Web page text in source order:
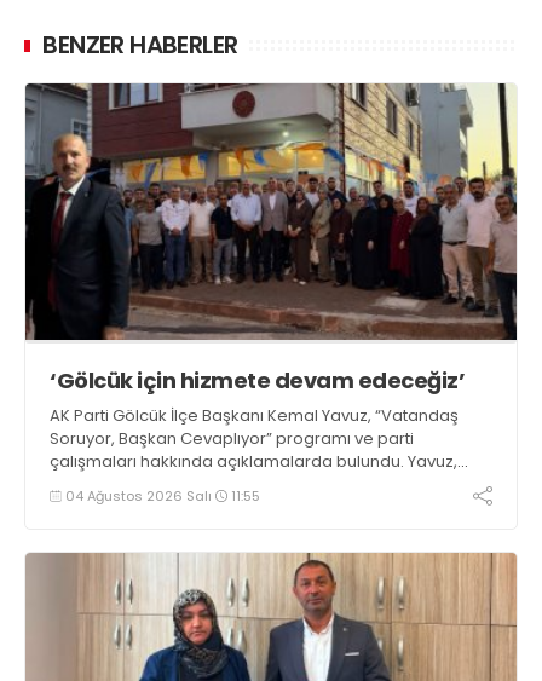
BENZER HABERLER
‘Gölcük için hizmete devam edeceğiz’
AK Parti Gölcük İlçe Başkanı Kemal Yavuz, “Vatandaş
Soruyor, Başkan Cevaplıyor” programı ve parti
çalışmaları hakkında açıklamalarda bulundu. Yavuz,
“İlçemiz için üretmeye ve hizmet etmeye devam
edeceğiz” dedi
04 Ağustos 2026 Salı 11:55